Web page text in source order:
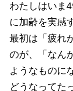
わたしはいま
に加齢を実感
最初は「疲れ
のが、「なん
ようなものに
どうなってた